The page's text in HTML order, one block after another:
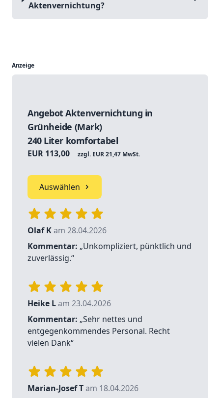
Aktenvernichtung?
Anzeige
Angebot Aktenvernichtung in
Grünheide (Mark)
240 Liter komfortabel
EUR 113,00 zzgl. EUR 21,47 MwSt.
Auswählen
Olaf Kam 28.04.2026
Kommentar: „Unkompliziert, pünktlich und
zuverlässig.“
Heike Lam 23.04.2026
Kommentar: „Sehr nettes und
entgegenkommendes Personal. Recht
vielen Dank“
Marian-Josef Tam 18.04.2026